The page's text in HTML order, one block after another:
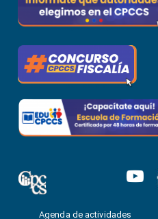
Agenda de actividades